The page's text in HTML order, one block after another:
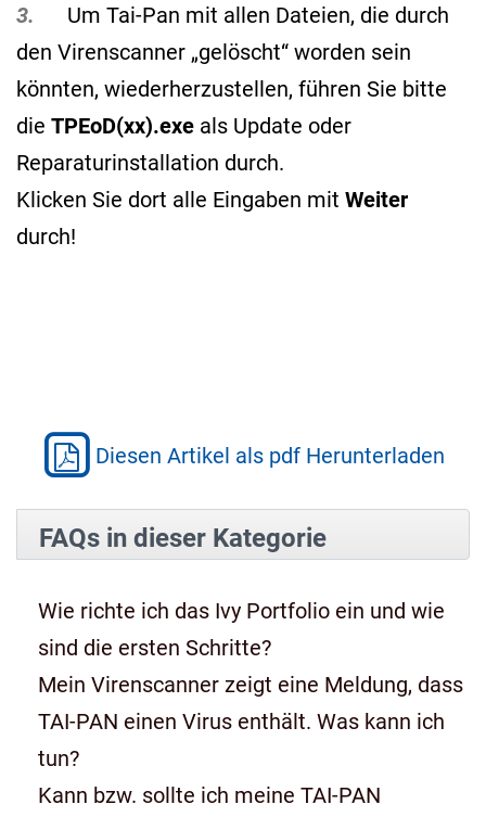
3. Um Tai-Pan mit allen Dateien, die durch
den Virenscanner „gelöscht“ worden sein
könnten, wiederherzustellen, führen Sie bitte
die TPEoD(xx).exe als Update oder
Reparaturinstallation durch.
Klicken Sie dort alle Eingaben mit Weiter
durch!
Diesen Artikel als pdf Herunterladen
FAQs in dieser Kategorie
Wie richte ich das Ivy Portfolio ein und wie
sind die ersten Schritte?
Mein Virenscanner zeigt eine Meldung, dass
TAI-PAN einen Virus enthält. Was kann ich
tun?
Kann bzw. sollte ich meine TAI-PAN